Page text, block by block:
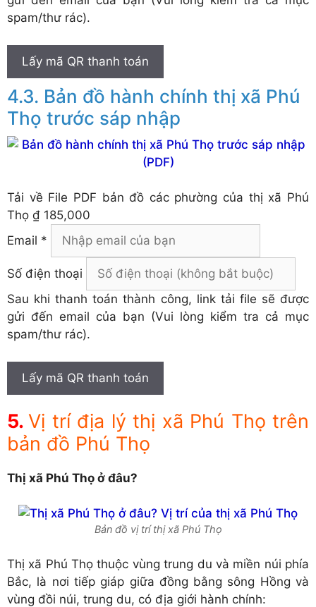
spam/thư rác).
Lấy mã QR thanh toán
Bản đồ hành chính thị xã Phú
Thọ trước sáp nhập
Tải về File PDF bản đồ các phường của thị xã Phú
Thọ ₫ 185,000
Email *
Số điện thoại
Sau khi thanh toán thành công, link tải file sẽ được
gửi đến email của bạn (Vui lòng kiểm tra cả mục
spam/thư rác).
Lấy mã QR thanh toán
Vị trí địa lý thị xã Phú Thọ trên
bản đồ Phú Thọ
Thị xã Phú Thọ ở đâu?
Bản đồ vị trí thị xã Phú Thọ
Thị xã Phú Thọ thuộc vùng trung du và miền núi phía
Bắc, là nơi tiếp giáp giữa đồng bằng sông Hồng và
vùng đồi núi, trung du, có địa giới hành chính: